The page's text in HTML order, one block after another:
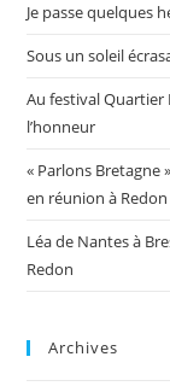
Je passe quelques
Sous un soleil
Au festival Quartier
l’honneur
« Parlons Bretagne
en réunion à Redon
Léa de Nantes à
Redon
Archives